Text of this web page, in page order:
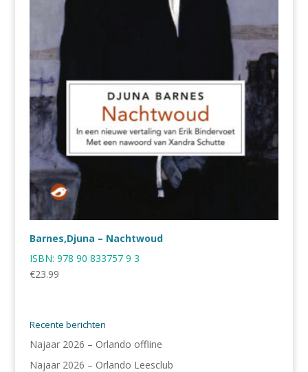
Barnes,Djuna – Nachtwoud
ISBN: 978 90 833757 9 3
€23.99
Recente berichten
Najaar 2026 – Orlando offline
Najaar 2026 – Orlando Leesclub